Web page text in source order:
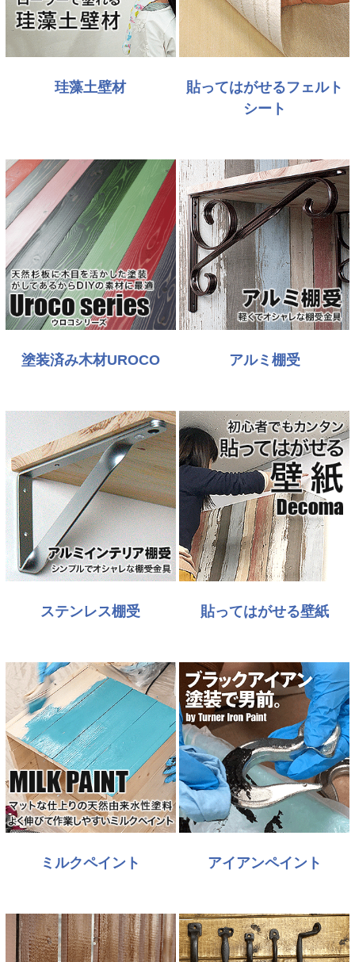
珪藻土壁材
貼ってはがせるフェルト
シート
塗装済み木材UROCO アルミ棚受
ステンレス棚受 貼ってはがせる壁紙
ミルクペイント アイアンペイント